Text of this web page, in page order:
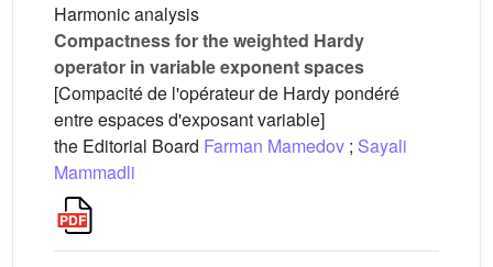
Harmonic analysis
Compactness for the weighted Hardy
operator in variable exponent spaces
[Compacité de l'opérateur de Hardy pondéré
entre espaces d'exposant variable]
the Editorial Board Farman Mamedov ; Sayali
Mammadli